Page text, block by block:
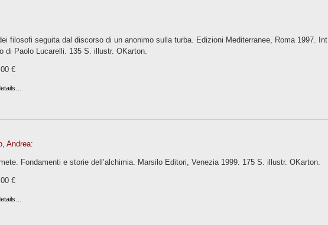
filosofi seguita dal discorso di un anonimo sulla turba. Edizioni Mediterranee, Roma 1997.
di Paolo Lucarelli. 135 S. illustr. OKarton.
€
Andrea:
Fondamenti e storie dell’alchimia. Marsilo Editori, Venezia 1999. 175 S. illustr. OKarton.
€